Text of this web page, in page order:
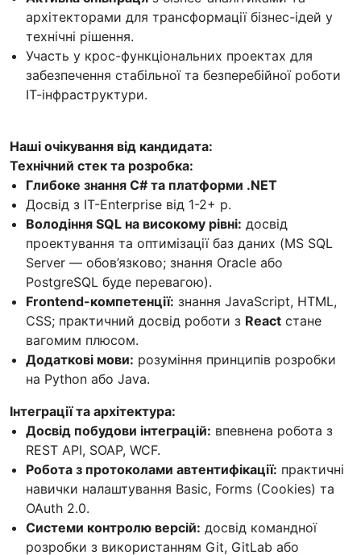
архітекторами для трансформації бізнес-ідей у
технічні рішення.
Участь у крос-функціональних проектах для
забезпечення стабільної та безперебійної роботи
ІТ-інфраструктури.
Наші очікування від кандидата:
Технічний стек та розробка:
Глибоке знання C# та платформи .NET
Досвід з IT-Enterprise від 1-2+ р.
Володіння SQL на високому рівні: досвід
проектування та оптимізації баз даних (MS SQL
Server — обов’язково; знання Oracle або
PostgreSQL буде перевагою).
Frontend-компетенції: знання JavaScript, HTML,
CSS; практичний досвід роботи з React стане
вагомим плюсом.
Додаткові мови: розуміння принципів розробки
на Python або Java.
Інтеграції та архітектура:
Досвід побудови інтеграцій: впевнена робота з
REST API, SOAP, WCF.
Робота з протоколами автентифікації: практичні
навички налаштування Basic, Forms (Cookies) та
OAuth 2.0.
Системи контролю версій: досвід командної
розробки з використанням Git, GitLab або